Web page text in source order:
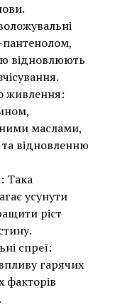
пантенолом,
відновлюють
живлення:
маслами,
відновленню
Така
усунути
ріст
спреї:
гарячих
факторів